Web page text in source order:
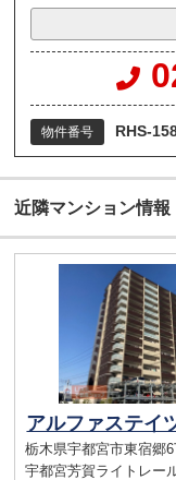
物件番号 RHS-
近隣マンション情報
アルファステイ
栃木県宇都宮市東宿郷6
宇都宮芳賀ライトレー